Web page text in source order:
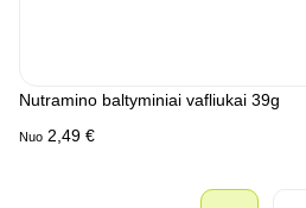
Nutramino baltyminiai vafliukai 39g
Nuo 2,49 €